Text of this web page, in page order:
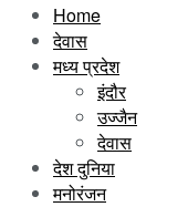
Home
देवास
मध्य प्रदेश
इंदौर
उज्जैन
देवास
देश दुनिया
मनोरंजन